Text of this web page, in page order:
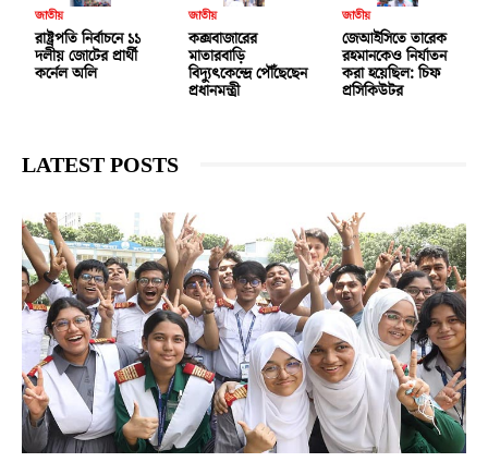
জাতীয়
রাষ্ট্রপতি নির্বাচনে ১১
দলীয় জোটের প্রার্থী
কর্নেল অলি
জাতীয়
কক্সবাজারের
মাতারবাড়ি
বিদ্যুৎকেন্দ্রে পৌঁছেছেন
প্রধানমন্ত্রী
জাতীয়
জেআইসিতে তারেক
রহমানকেও নির্যাতন
করা হয়েছিল: চিফ
প্রসিকিউটর
LATEST POSTS